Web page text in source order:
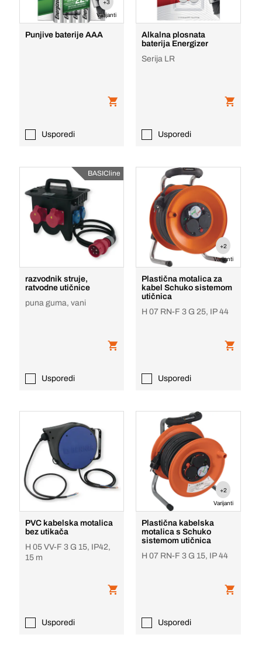
+3
Varijanti
Punjive baterije AAA
Usporedi
Alkalna plosnata
baterija Energizer
Serija LR
Usporedi
BASICline
razvodnik struje,
ratvodne utičnice
puna guma, vani
Usporedi
+2
Varijanti
Plastična motalica za
kabel Schuko sistemom
utičnica
H 07 RN-F 3 G 25, IP 44
Usporedi
PVC kabelska motalica
bez utikača
H 05 VV-F 3 G 15, IP42,
15 m
Usporedi
+2
Varijanti
Plastična kabelska
motalica s Schuko
sistemom utičnica
H 07 RN-F 3 G 15, IP 44
Usporedi